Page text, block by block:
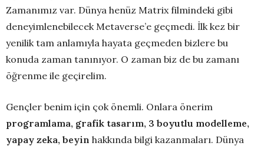
Zamanımız var. Dünya henüz Matrix filmindeki gibi
deneyimlenebilecek Metaverse’e geçmedi. İlk kez bir
yenilik tam anlamıyla hayata geçmeden bizlere bu
konuda zaman tanınıyor. O zaman biz de bu zamanı
öğrenme ile geçirelim.
Gençler benim için çok önemli. Onlara önerim
programlama, grafik tasarım, 3 boyutlu modelleme,
yapay zeka, beyin hakkında bilgi kazanmaları. Dünya